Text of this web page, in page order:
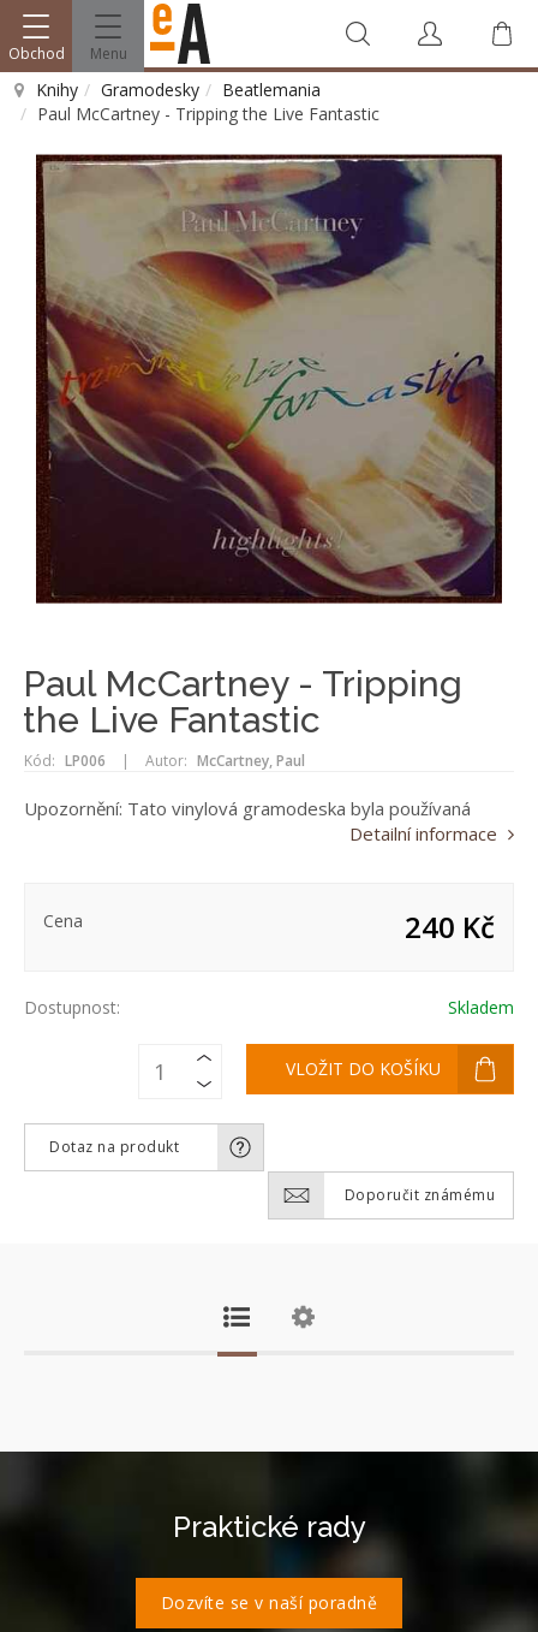
Obchod Menu
Knihy Gramodesky
Beatlemania
Paul McCartney - Tripping the Live Fantastic
Paul McCartney - Tripping
the Live Fantastic
Kód: LP006 | Autor: McCartney, Paul
Upozornění: Tato vinylová gramodeska byla používaná
Detailní informace
Cena 240 Kč
Dostupnost: Skladem
Dotaz na produkt
Doporučit známému
Praktické rady
Dozvíte se v naší poradně